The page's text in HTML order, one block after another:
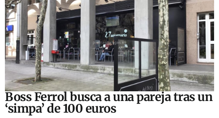
Boss Ferrol busca a una pareja tras un
‘simpa’ de 100 euros